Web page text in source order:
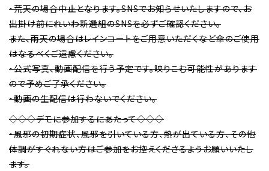
・荒天の場合中止となります。SNSでお知らせいたしますので、お
出掛け前にれいわ新選組のSNSを必ずご確認ください。
また、雨天の場合はレインコートをご用意いただくなど傘のご使用
はなるべくご遠慮ください。
・公式写真、動画配信を行う予定です。映りこむ可能性があります
ので予めご了承ください。
・動画の生配信は行わないでください。
◇◇◇デモに参加するにあたって◇◇◇
・風邪の初期症状、風邪を引いている方、熱が出ている方、その他
体調がすぐれない方はご参加をお控えくださるようお願いいたし
ます。